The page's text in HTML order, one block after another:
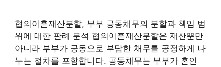
협의이혼재산분할, 부부 공동채무의 분할과 책임 범
위에 대한 판례 분석 협의이혼재산분할은 재산뿐만
아니라 부부가 공동으로 부담한 채무를 공정하게 나
누는 절차를 포함합니다. 공동채무는 부부가 혼인